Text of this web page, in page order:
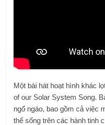
Một bài hát hoạt hình khác
of our Solar System Song.
ngổ ngáo, bao gồm cả việc
thể sống trên các hành tinh